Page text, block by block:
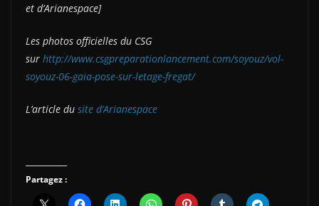
et d’Arianespace]
Les photos officielles du CSG
sur http://www.csgpreparationlancement.com/soyouz/vol-
soyouz-06-gaia-pose-sur-letage-fregat/
L’article du site d’Arianespace
Partagez :